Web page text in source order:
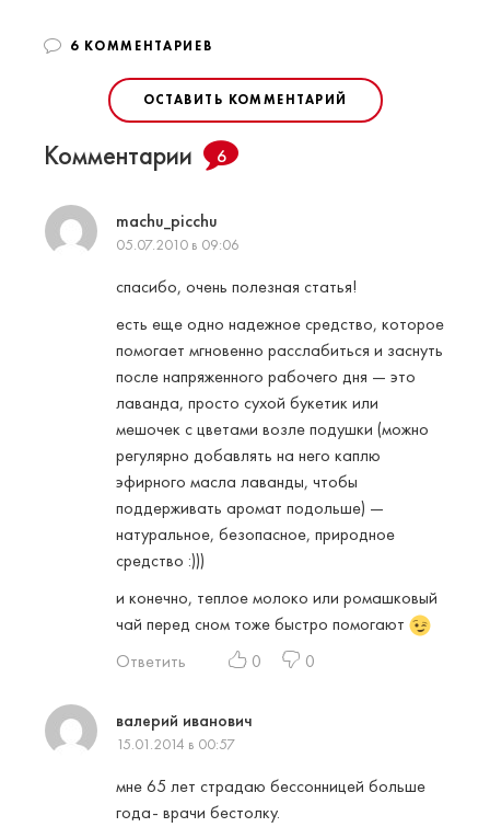
6 КОММЕНТАРИЕВ
ОСТАВИТЬ КОММЕНТАРИЙ
Комментарии 6
machu_picchu
05.07.2010 в 09:06
спасибо, очень полезная статья!
есть еще одно надежное средство, которое
помогает мгновенно расслабиться и заснуть
после напряженного рабочего дня — это
лаванда, просто сухой букетик или
мешочек с цветами возле подушки (можно
регулярно добавлять на него каплю
эфирного масла лаванды, чтобы
поддерживать аромат подольше) —
натуральное, безопасное, природное
средство :)))
и конечно, теплое молоко или ромашковый
чай перед сном тоже быстро помогают
Ответить
0 0
валерий иванович
15.01.2014 в 00:57
мне 65 лет страдаю бессонницей больше
года- врачи бестолку.